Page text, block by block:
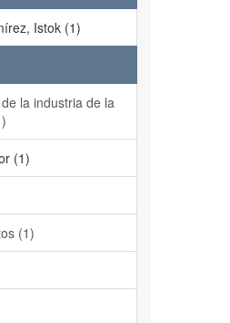
Istok (1)
la industria de la
(1)
(1)